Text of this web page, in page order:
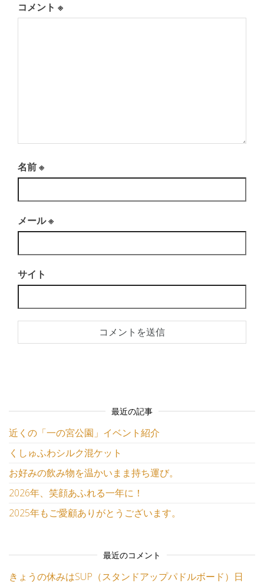
コメント ※
名前※
メール※
サイト
最近の記事
近くの「一の宮公園」イベント紹介
くしゅふわシルク混ケット
お好みの飲み物を温かいまま持ち運び。
2026年、笑顔あふれる一年に！
2025年もご愛顧ありがとうございます。
最近のコメント
きょうの休みはSUP（スタンドアップパドルボード）日